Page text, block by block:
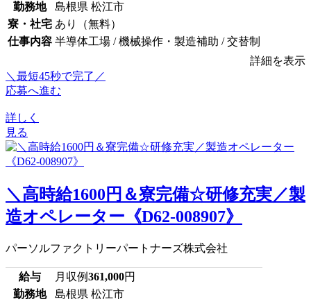
勤務地
島根県 松江市
寮・社宅 あり（無料）
仕事内容 半導体工場 / 機械操作・製造補助 / 交替制
詳細を表示
＼最短45秒で完了／
応募へ進む
詳しく
見る
＼高時給1600円＆寮完備☆研修充実／製
造オペレーター《D62-008907》
パーソルファクトリーパートナーズ株式会社
給与 月収例361,000円
勤務地
島根県 松江市